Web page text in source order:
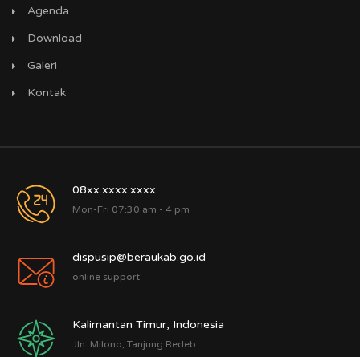
Agenda
Download
Galeri
Kontak
08xx.xxxx.xxxx
Mon-Fri 07:30 am - 4 pm
dispusip@beraukab.go.id
online support
Kalimantan Timur, Indonesia
Jln. Milono, Tanjung Redeb